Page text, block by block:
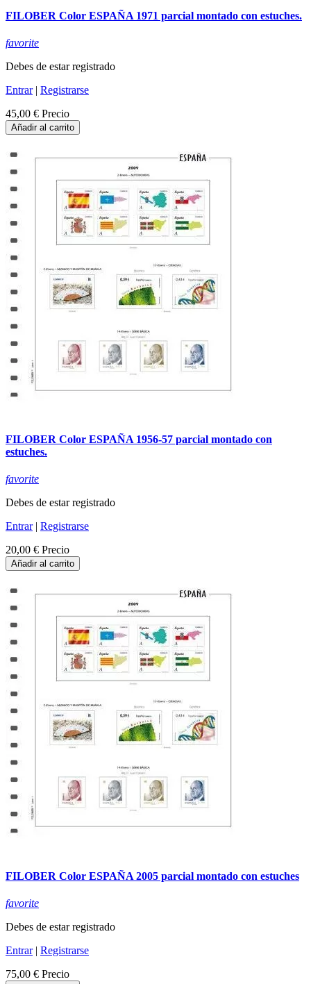
FILOBER Color ESPAÑA 1971 parcial montado con estuches.
favorite
Debes de estar registrado
Entrar| Registrarse
45,00 € Precio
Añadir al carrito
FILOBER Color ESPAÑA 1956-57 parcial montado con
estuches.
favorite
Debes de estar registrado
Entrar| Registrarse
20,00 € Precio
Añadir al carrito
FILOBER Color ESPAÑA 2005 parcial montado con estuches
favorite
Debes de estar registrado
Entrar| Registrarse
75,00 € Precio